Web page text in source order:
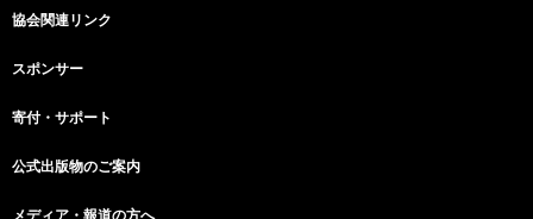
協会関連リンク
スポンサー
寄付・サポート
公式出版物のご案内
メディア・報道の方へ